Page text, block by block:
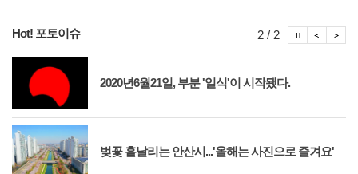
Hot! 포토이슈
2020년6월21일, 부분 '일식'이 시작됐다.
벚꽃 흩날리는 안산시...'올해는 사진으로 즐겨요'
2 / 2 포
포토이